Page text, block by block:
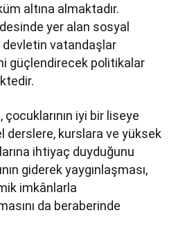
altına almaktadır.
yer alan sosyal
vatandaşlar
güçlendirecek politikalar
iyi bir liseye
derslere, kurslara ve yüksek
ihtiyaç duyduğunu
giderek yaygınlaşması,
imkânlarla
da beraberinde